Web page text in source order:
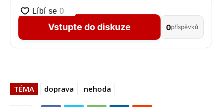
Vstupte do diskuze 0příspěvků
TÉMA doprava nehoda